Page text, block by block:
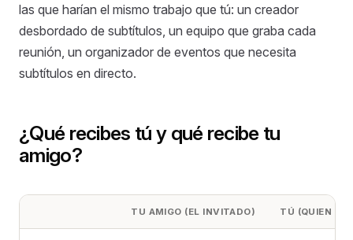
las que harían el mismo trabajo que tú: un creador
desbordado de subtítulos, un equipo que graba cada
reunión, un organizador de eventos que necesita
subtítulos en directo.
¿Qué recibes tú y qué recibe tu
amigo?
TU AMIGO (EL INVITADO) TÚ (QUIEN